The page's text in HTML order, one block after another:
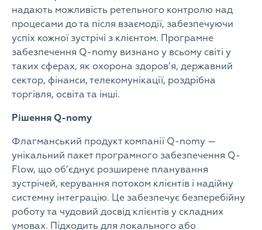
надають можливість ретельного контролю над
процесами до та після взаємодії, забезпечуючи
успіх кожної зустрічі з клієнтом. Програмне
забезпечення Q-nomy визнано у всьому світі у
таких сферах, як охорона здоров’я, державний
сектор, фінанси, телекомунікації, роздрібна
торгівля, освіта та інші.
Рішення Q-nomy
Флагманський продукт компанії Q-nomy —
унікальний пакет програмного забезпечення Q-
Flow, що об’єднує розширене планування
зустрічей, керування потоком клієнтів і надійну
системну інтеграцію. Це забезпечує безперебійну
роботу та чудовий досвід клієнтів у складних
умовах. Підходить для локального або